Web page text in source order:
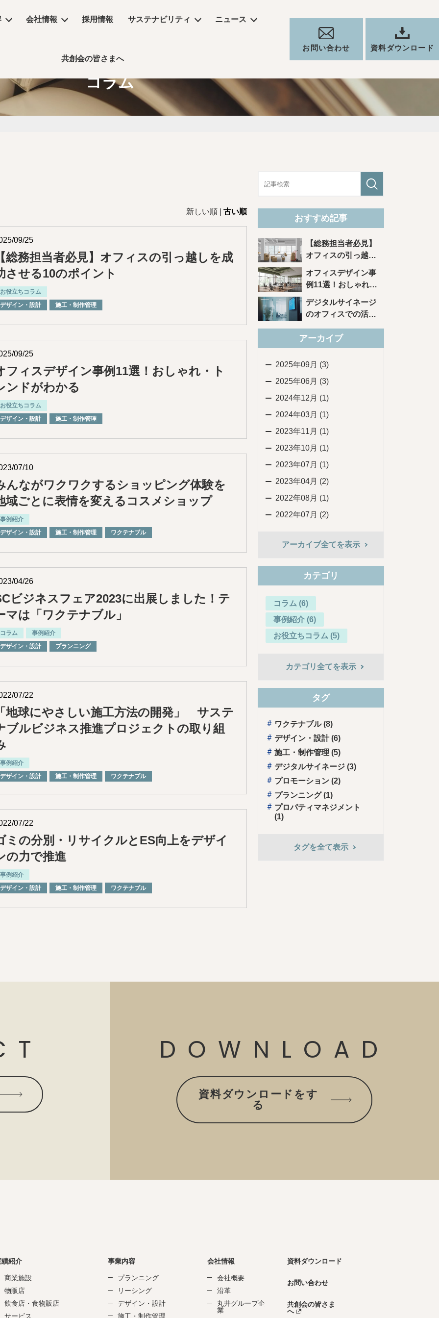
店 飲食店・食物販店
リーシング デザイン・設計
会社情報
丸井グループ企業
採用情報 サステナビリティ
ステナビリティ
コンセプトムービー
ニュース
ム
共創会の皆さまへ
お問い合わせ 資料ダウンロード
コラム
新しい順 | 古い順
09/25
総務担当者必見】オフィスの引っ越しを成
させる10のポイント
お役立ちコラム
デザイン・設計
施⼯・制作管理
09/25
フィスデザイン事例11選！おしゃれ・ト
ンドがわかる
お役立ちコラム
デザイン・設計
施⼯・制作管理
07/10
んながワクワクするショッピング体験を
域ごとに表情を変えるコスメショップ
事例紹介
デザイン・設計
施⼯・制作管理 ワクテナブル
04/26
ビジネスフェア2023に出展しました！テ
マは「ワクテナブル」
コラム
事例紹介
デザイン・設計
プランニング
07/22
地球にやさしい施工方法の開発」 サステ
ブルビジネス推進プロジェクトの取り組
事例紹介
デザイン・設計
施⼯・制作管理 ワクテナブル
07/22
ミの分別・リサイクルとES向上をデザイ
の力で推進
事例紹介
デザイン・設計
施⼯・制作管理 ワクテナブル
おすすめ記事
【総務担当者必見】
オフィスの引っ越し
を成功させる10のポ
イント
オフィスデザイン事
例11選！おしゃれ・
デジタルサイネージ
のオフィスでの活用
紹介
アーカイブ
2025年09月 (3)
2025年06月 (3)
2024年12月 (1)
2024年03月 (1)
2023年11月 (1)
2023年10月 (1)
2023年07月 (1)
2023年04月 (2)
2022年08月 (1)
2022年07月 (2)
アーカイブ全てを表示
カテゴリ
コラム (6)
事例紹介 (6)
お役立ちコラム (5)
カテゴリ全てを表示
タグ
ワクテナブル (8)
デザイン・設計 (6)
施⼯・制作管理 (5)
デジタルサイネージ (3)
プロモーション (2)
プランニング (1)
プロパティマネジメント
(1)
タグを全て表⽰
DOWNLOAD
資料ダウンロードをす
る
績紹介
商業施設
物販店
飲食店・食物販店
サービス
事業内容
プランニング
リーシング
デザイン・設計
施工・制作管理
会社情報
会社概要
沿革
丸井グループ企
業
資料ダウンロード
お問い合わせ
共創会の皆さま
へ